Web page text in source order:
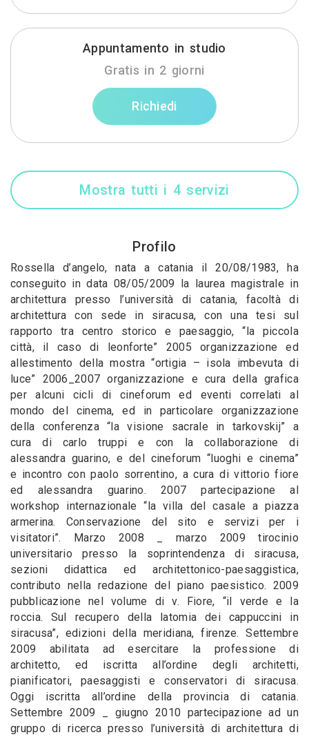
Appuntamento in studio
Gratis in 2 giorni
Richiedi
Mostra tutti i 4 servizi
Profilo
Rossella d’angelo, nata a catania il 20/08/1983, ha
conseguito in data 08/05/2009 la laurea magistrale in
architettura presso l’università di catania, facoltà di
architettura con sede in siracusa, con una tesi sul
rapporto tra centro storico e paesaggio, “la piccola
città, il caso di leonforte” 2005 organizzazione ed
allestimento della mostra “ortigia – isola imbevuta di
luce” 2006_2007 organizzazione e cura della grafica
per alcuni cicli di cineforum ed eventi correlati al
mondo del cinema, ed in particolare organizzazione
della conferenza “la visione sacrale in tarkovskij” a
cura di carlo truppi e con la collaborazione di
alessandra guarino, e del cineforum “luoghi e cinema”
e incontro con paolo sorrentino, a cura di vittorio fiore
ed alessandra guarino. 2007 partecipazione al
workshop internazionale “la villa del casale a piazza
armerina. Conservazione del sito e servizi per i
visitatori”. Marzo 2008 _ marzo 2009 tirocinio
universitario presso la soprintendenza di siracusa,
sezioni didattica ed architettonico-paesaggistica,
contributo nella redazione del piano paesistico. 2009
pubblicazione nel volume di v. Fiore, “il verde e la
roccia. Sul recupero della latomia dei cappuccini in
siracusa”, edizioni della meridiana, firenze. Settembre
2009 abilitata ad esercitare la professione di
architetto, ed iscritta all’ordine degli architetti,
pianificatori, paesaggisti e conservatori di siracusa.
Oggi iscritta all’ordine della provincia di catania.
Settembre 2009 _ giugno 2010 partecipazione ad un
gruppo di ricerca presso l’università di architettura di